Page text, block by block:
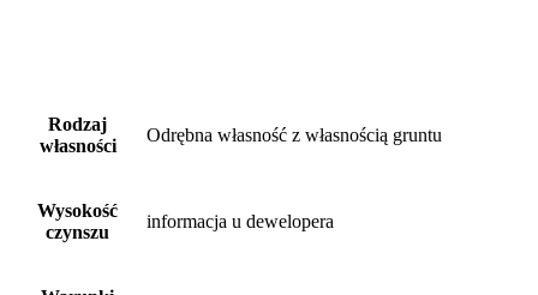
Rodzaj
własności
Odrębna własność z własnością gruntu
Wysokość
czynszu
informacja u dewelopera